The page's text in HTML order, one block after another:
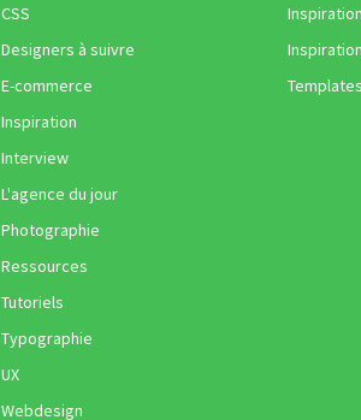
CSS
Designers à suivre
E-commerce
Inspiration
Interview
L'agence du jour
Photographie
Ressources
Tutoriels
Typographie
UX
Webdesign